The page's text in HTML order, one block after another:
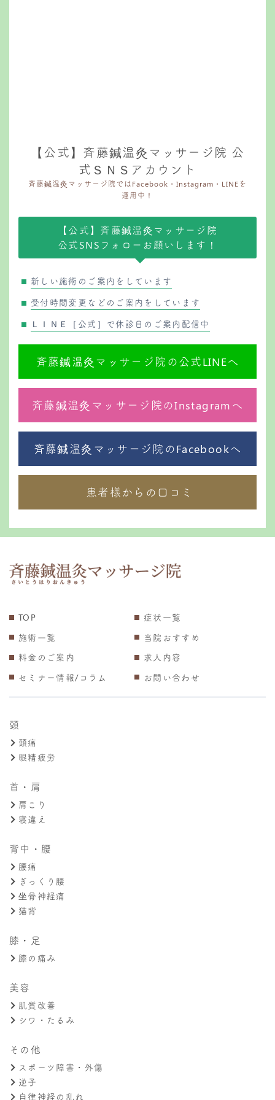
【公式】斉藤鍼温灸マッサージ院 公
式ＳＮＳアカウント
斉藤鍼温灸マッサージ院ではFacebook・Instagram・LINEを
運用中！
【公式】斉藤鍼温灸マッサージ院
公式SNSフォローお願いします！
新しい施術のご案内をしています
受付時間変更などのご案内をしています
ＬＩＮＥ［公式］で休診日のご案内配信中
斉藤鍼温灸マッサージ院の公式LINEへ
斉藤鍼温灸マッサージ院のInstagramへ
斉藤鍼温灸マッサージ院のFacebookへ
患者様からの口コミ
TOP
症状一覧
施術一覧
当院おすすめ
料金のご案内
求人内容
セミナー情報/コラム
お問い合わせ
頭
頭痛
眼精疲労
首・肩
肩こり
寝違え
背中・腰
腰痛
ぎっくり腰
坐骨神経痛
猫背
膝・足
膝の痛み
美容
肌質改善
シワ・たるみ
その他
スポーツ障害・外傷
逆子
自律神経の乱れ